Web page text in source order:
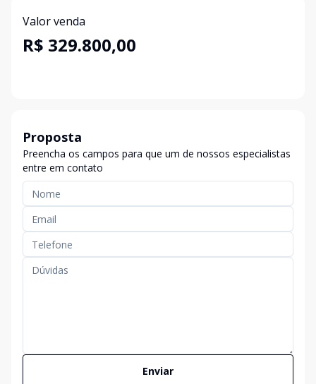
Valor venda
R$ 329.800,00
Proposta
Preencha os campos para que um de nossos especialistas
entre em contato
Enviar